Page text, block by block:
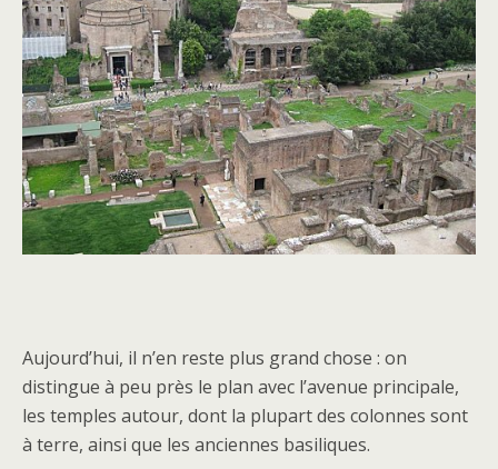
Aujourd’hui, il n’en reste plus grand chose : on
distingue à peu près le plan avec l’avenue principale,
les temples autour, dont la plupart des colonnes sont
à terre, ainsi que les anciennes basiliques.